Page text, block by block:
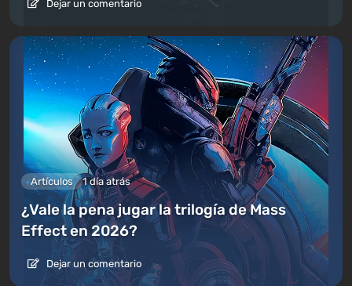
Dejar un comentario
Artículos 1 día atrás
¿Vale la pena jugar la trilogía de Mass
Effect en 2026?
Dejar un comentario